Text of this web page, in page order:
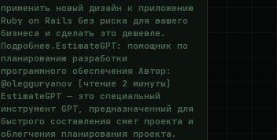
применить новый дизайн к приложению
Ruby on Rails без риска для вашего
бизнеса и сделать это дешевле.
Подробнее.EstimateGPT: помощник по
планированию разработки
программного обеспечения Автор:
@olegguryanov [чтение 2 минуты]
EstimateGPT — это специальный
инструмент GPT, предназначенный для
быстрого составления смет проекта и
облегчения планирования проекта.